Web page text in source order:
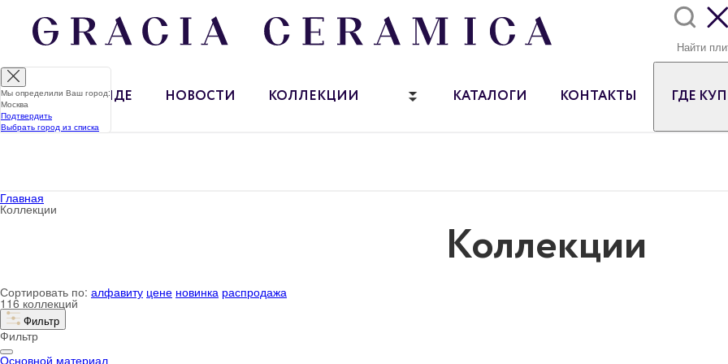
О БРЕНДЕ НОВОСТИ КОЛЛЕКЦИИ КАТАЛОГИ КОНТАКТЫ ГДЕ
Главная
Коллекции
Коллекции
Сортировать по: алфавиту цене новинка распродажа
116 коллекций
Фильтр
Фильтр
Основной материал
Мы определили Ваш город:
Москва
Подтвердить
Выбрать город из списка